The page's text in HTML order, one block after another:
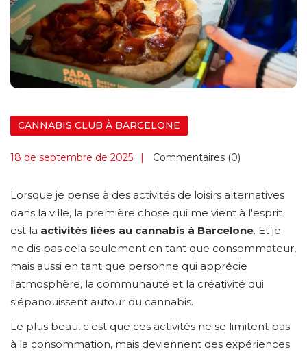
CANNABIS CLUB À BARCELONE
18 de septembre de 2025 Commentaires (0)
Lorsque je pense à des activités de loisirs alternatives
dans la ville, la première chose qui me vient à l'esprit
est la activités liées au cannabis à Barcelone. Et je
ne dis pas cela seulement en tant que consommateur,
mais aussi en tant que personne qui apprécie
l'atmosphère, la communauté et la créativité qui
s'épanouissent autour du cannabis.
Le plus beau, c'est que ces activités ne se limitent pas
à la consommation, mais deviennent des expériences